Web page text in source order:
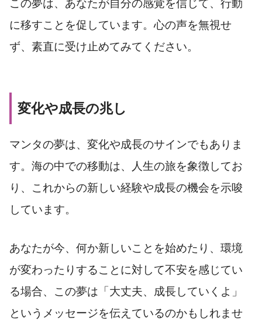
この夢は、あなたが自分の感覚を信じて、行動
に移すことを促しています。心の声を無視せ
ず、素直に受け止めてみてください。
変化や成長の兆し
マンタの夢は、変化や成長のサインでもありま
す。海の中での移動は、人生の旅を象徴してお
り、これからの新しい経験や成長の機会を示唆
しています。
あなたが今、何か新しいことを始めたり、環境
が変わったりすることに対して不安を感じてい
る場合、この夢は「大丈夫、成長していくよ」
というメッセージを伝えているのかもしれませ